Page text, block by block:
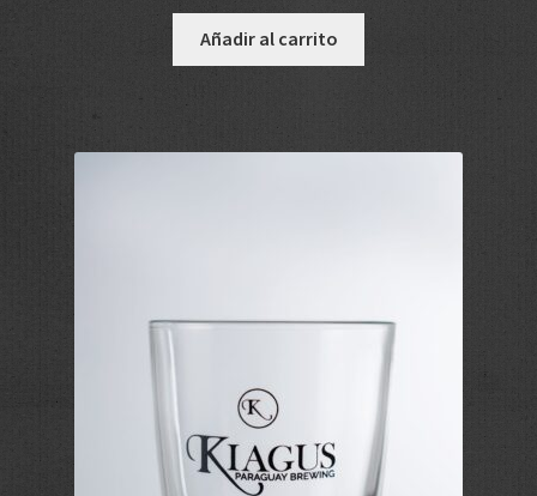
Añadir al carrito